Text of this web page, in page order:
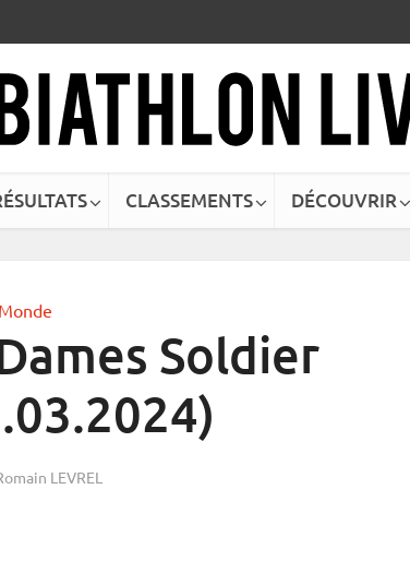
CLASSEMENTS DÉCOUVRIR
Soldier
LEVREL